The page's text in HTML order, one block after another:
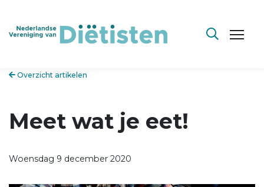
Overzicht artikelen
Meet wat je eet!
Woensdag 9 december 2020